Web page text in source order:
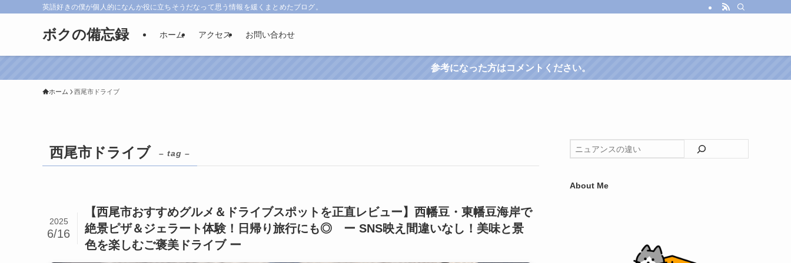
英語好きの僕が個人的になんか役に立ちそうだなって思う情報を緩くまとめたブログ。
ボクの備忘録 ホーム アクセス お問い合わせ
参考になった方はコメントください。
ホーム 西尾市ドライブ
西尾市ドライブ – tag –
【西尾市おすすめグルメ＆ドライブスポットを正直レビュー】西幡豆・東幡豆海岸で
絶景ピザ＆ジェラート体験！日帰り旅行にも◎ ー SNS映え間違いなし！美味と景
色を楽しむご褒美ドライブ ー
2025
6/16
About Me